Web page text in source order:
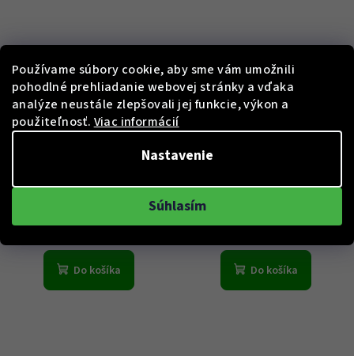
Používame súbory cookie, aby sme vám umožnili
pohodlné prehliadanie webovej stránky a vďaka
analýze neustále zlepšovali jej funkcie, výkon a
použiteľnosť. Viac informácií
Nastavenie
Súhlasím
Winder Gentlemen 2 Mint
€493
Do košíka
KÓD: 20131
Winder Gentlemen 1 White
€267
Do košíka